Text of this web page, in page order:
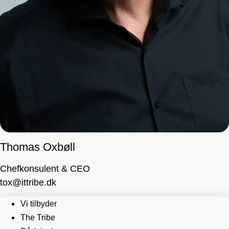
Thomas Oxbøll
Chefkonsulent & CEO
tox@ittribe.dk
Vi tilbyder
The Tribe